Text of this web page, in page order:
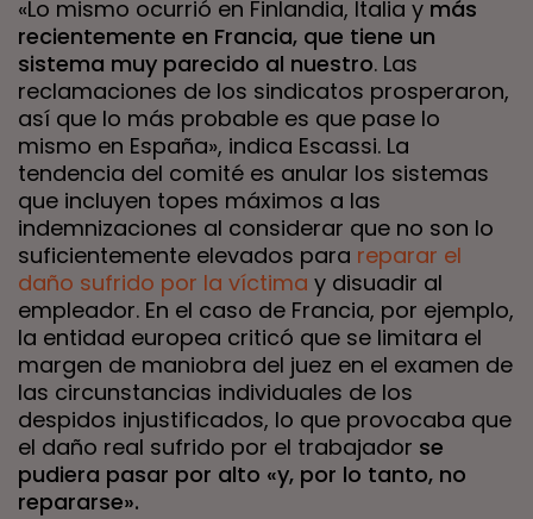
«Lo mismo ocurrió en Finlandia, Italia y más
recientemente en Francia, que tiene un
sistema muy parecido al nuestro. Las
reclamaciones de los sindicatos prosperaron,
así que lo más probable es que pase lo
mismo en España», indica Escassi. La
tendencia del comité es anular los sistemas
que incluyen topes máximos a las
indemnizaciones al considerar que no son lo
suficientemente elevados para reparar el
daño sufrido por la víctima y disuadir al
empleador. En el caso de Francia, por ejemplo,
la entidad europea criticó que se limitara el
margen de maniobra del juez en el examen de
las circunstancias individuales de los
despidos injustificados, lo que provocaba que
el daño real sufrido por el trabajador se
pudiera pasar por alto «y, por lo tanto, no
repararse».